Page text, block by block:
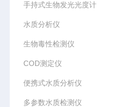
手持式生物发光光度计
水质分析仪
生物毒性检测仪
COD测定仪
便携式水质分析仪
多参数水质检测仪